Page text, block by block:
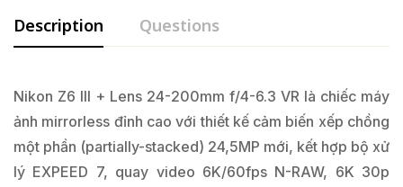
Description Questions
Nikon Z6 III + Lens 24-200mm f/4-6.3 VR là chiếc máy
ảnh mirrorless đỉnh cao với thiết kế cảm biến xếp chồng
một phần (partially-stacked) 24,5MP mới, kết hợp bộ xử
lý EXPEED 7, quay video 6K/60fps N-RAW, 6K 30p